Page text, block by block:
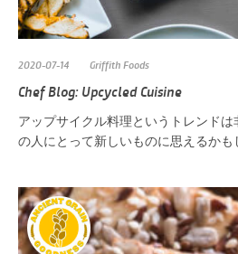
2020-07-14 Griffith Foods
Chef Blog: Upcycled Cuisine
アップサイクル料理というトレンドは
の人にとって新しいものに思えるかも